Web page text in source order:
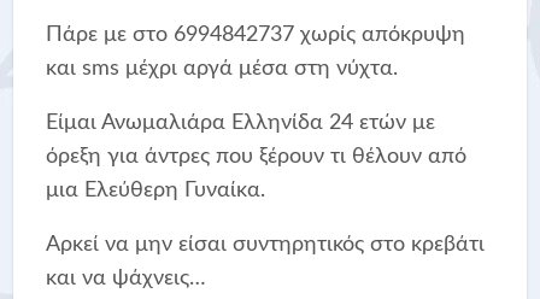
Πάρε με στο 6994842737 χωρίς απόκρυψη
και sms μέχρι αργά μέσα στη νύχτα.
Είμαι Ανωμαλιάρα Ελληνίδα 24 ετών με
όρεξη για άντρες που ξέρουν τι θέλουν από
μια Ελεύθερη Γυναίκα.
Αρκεί να μην είσαι συντηρητικός στο κρεβάτι
και να ψάχνεις…